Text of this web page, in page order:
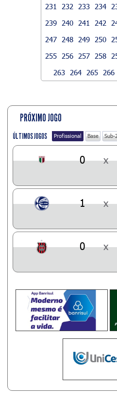
231
232 233 234
239
240 241 242
247
248 249 250
255
256 257 258
263
264 265 266
PRÓXIMO JOGO
ÚLTIMOS JOGOS Profissional Base Sub-
0 x
1 x
0 x